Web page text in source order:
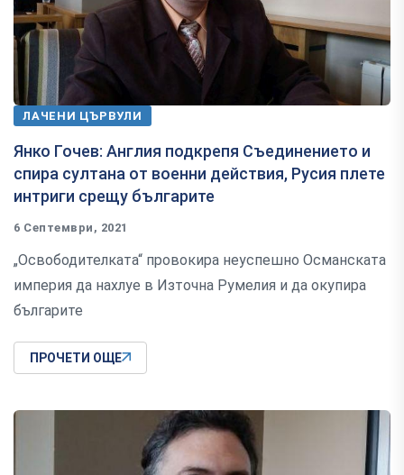
ЛАЧЕНИ ЦЪРВУЛИ
Янко Гочев: Англия подкрепя Съединението и
спира султана от военни действия, Русия плете
интриги срещу българите
6 Септември, 2021
„Освободителката“ провокира неуспешно Османската
империя да нахлуе в Източна Румелия и да окупира
българите
ПРОЧЕТИ ОЩЕ